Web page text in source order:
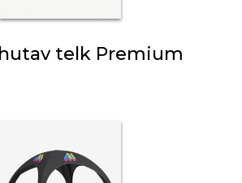
telk Premium